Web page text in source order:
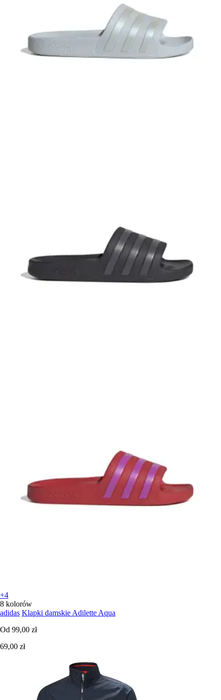
+4
8 kolorów
adidas Klapki damskie Adilette Aqua
Od 99,00 zł
69,00 zł